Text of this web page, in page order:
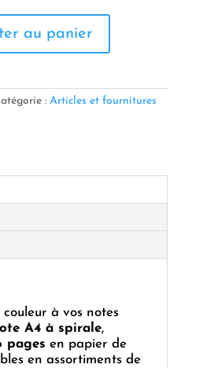
au panier
: Articles et fournitures
à vos notes
A4 à spirale,
pages en papier de
en assortiments de